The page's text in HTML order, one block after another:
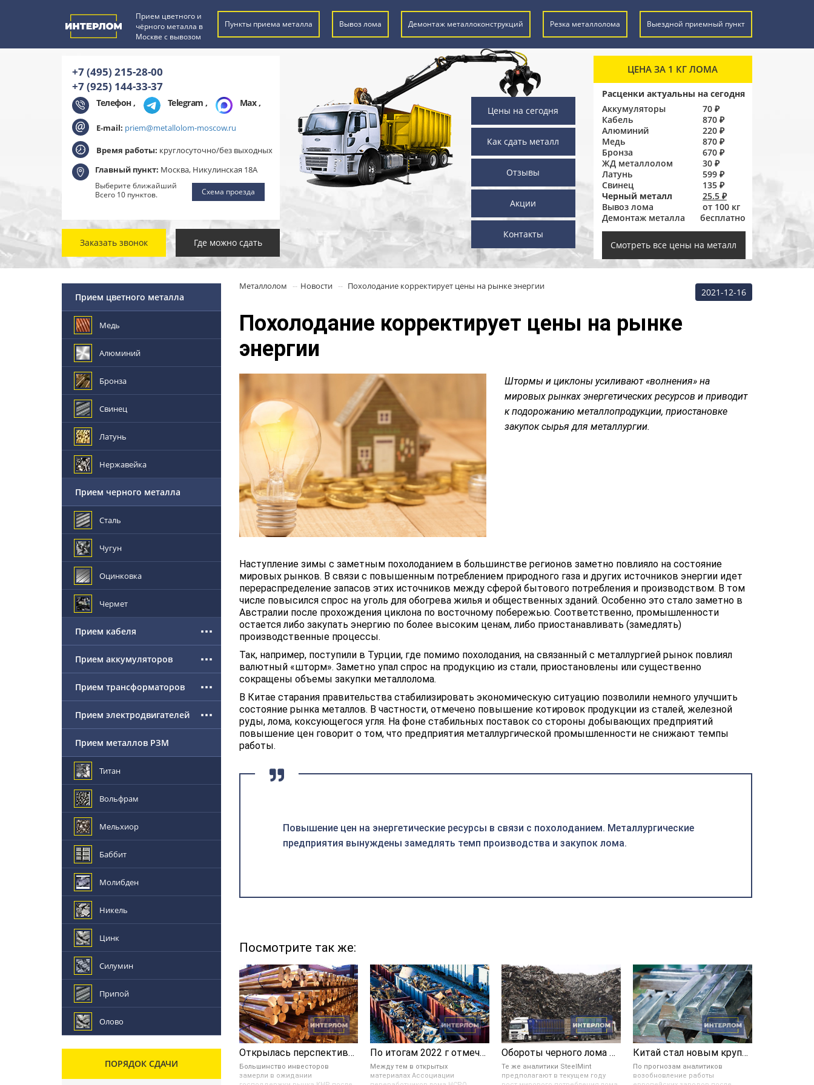
Прием цветного и
чёрного металла в
Москве с вывозом
Пункты приема металла Вывоз лома Демонтаж металлоконструкций Резка металлолома Выездной приемный пункт
+7 (495) 215-28-00
+7 (925) 144-33-37
Телефон , Telegram , Max,
E-mail: priem@metallolom-moscow.ru
Время работы: круглосуточно/без выходных
Главный пункт: Москва, Никулинская 18А
Выберите ближайший
Всего 10 пунктов.
Схема проезда
Заказать звонок Где можно сдать
ЦЕНА ЗА 1 КГ ЛОМА
Расценки актуальны на сегодня
Аккумуляторы
70 ₽
Кабель
870 ₽
Алюминий
220 ₽
Медь
870 ₽
Бронза
670 ₽
ЖД металлолом
30 ₽
Латунь
599 ₽
Свинец
135 ₽
Черный металл
25.5 ₽
Вывоз лома
от 100 кг
Демонтаж металла
бесплатно
Смотреть все цены на металл
Цены на сегодня
Как сдать металл
Отзывы
Акции
Контакты
Металлолом Новости Похолодание корректирует цены на рынке энергии
2021-12-16
Похолодание корректирует цены на рынке
энергии
Штормы и циклоны усиливают «волнения» на
мировых рынках энергетических ресурсов и приводит
к подорожанию металлопродукции, приостановке
закупок сырья для металлургии.
Наступление зимы с заметным похолоданием в большинстве регионов заметно повлияло на состояние
мировых рынков. В связи с повышенным потреблением природного газа и других источников энергии идет
перераспределение запасов этих источников между сферой бытового потребления и производством. В том
числе повысился спрос на уголь для обогрева жилья и общественных зданий. Особенно это стало заметно в
Австралии после прохождения циклона по восточному побережью. Соответственно, промышленности
остается либо закупать энергию по более высоким ценам, либо приостанавливать (замедлять)
производственные процессы.
Так, например, поступили в Турции, где помимо похолодания, на связанный с металлургией рынок повлиял
валютный «шторм». Заметно упал спрос на продукцию из стали, приостановлены или существенно
сокращены объемы закупки металлолома.
В Китае старания правительства стабилизировать экономическую ситуацию позволили немного улучшить
состояние рынка металлов. В частности, отмечено повышение котировок продукции из сталей, железной
руды, лома, коксующегося угля. На фоне стабильных поставок со стороны добывающих предприятий
повышение цен говорит о том, что предприятия металлургической промышленности не снижают темпы
работы.
Повышение цен на энергетические ресурсы в связи с похолоданием. Металлургические
предприятия вынуждены замедлять темп производства и закупок лома.
Посмотрите так же:
Открылась перспектива укрепления цветных металлов в цене
Большинство инвесторов
замерли в ожидании
По итогам 2022 г отмечается значительное снижение ломозаготовки в России
Между тем в открытых
материалах Ассоциации
Обороты черного лома на мировом рынке упали на 6 %
Те же аналитики SteelMint
предполагают в текущем году
Китай стал новым крупным нетто-экспортером цинка и свинца
По прогнозам аналитиков
возобновление работы
Прием цветного металла
Медь
Алюминий
Бронза
Свинец
Латунь
Нержавейка
Прием черного металла
Сталь
Чугун
Оцинковка
Чермет
Прием кабеля
Прием аккумуляторов
Прием трансформаторов
Прием электродвигателей
Прием металлов РЗМ
Титан
Вольфрам
Мельхиор
Баббит
Молибден
Никель
Цинк
Силумин
Припой
Олово
ПОРЯДОК СДАЧИ